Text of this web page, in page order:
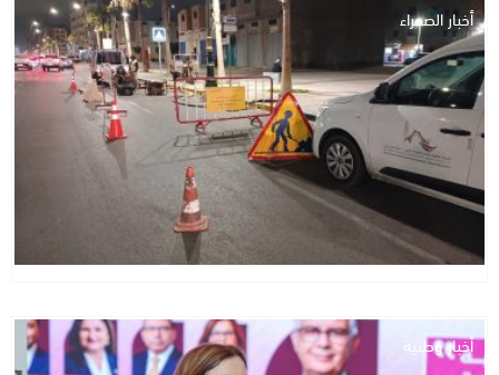
أخبار الصحراء
أخبار وطنية